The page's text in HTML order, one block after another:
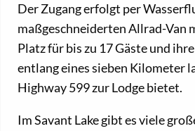
Der Zugang erfolgt per
maßgeschneiderten Allrad-Van
Platz für bis zu 17 Gäste und
entlang eines sieben Kilometer
Highway 599 zur Lodge bietet.
Im Savant Lake gibt es viele